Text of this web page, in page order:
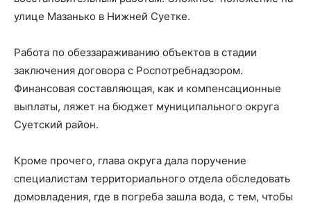
улице Мазанько в Нижней Суетке.
Работа по обеззараживанию объектов в стадии
заключения договора с Роспотребнадзором.
Финансовая составляющая, как и компенсационные
выплаты, ляжет на бюджет муниципального округа
Суетский район.
Кроме прочего, глава округа дала поручение
специалистам территориального отдела обследовать
домовладения, где в погреба зашла вода, с тем, чтобы